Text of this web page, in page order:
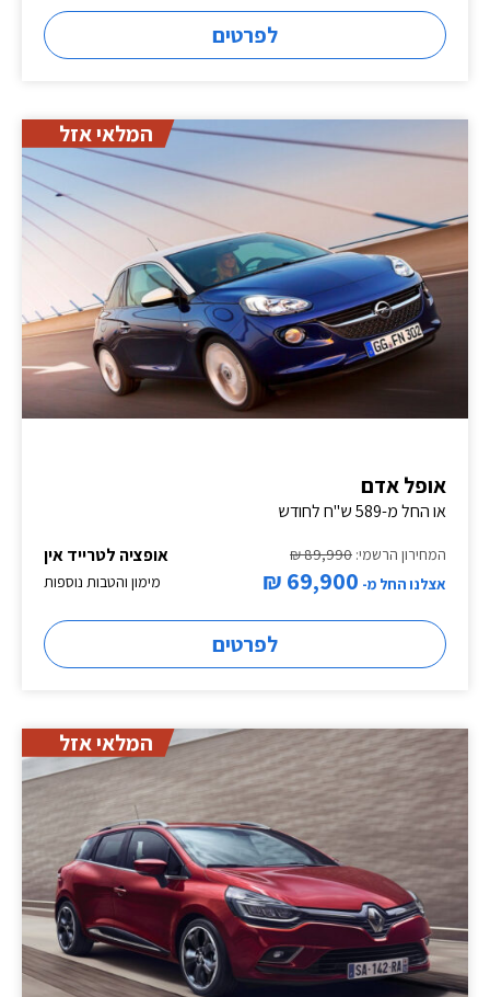
לפרטים
המלאי אזל
אופל אדם
או החל מ-589 ש"ח לחודש
אופציה לטרייד אין
המחירון הרשמי: 89,990 ₪
מימון והטבות נוספות
אצלנו החל מ- 69,900 ₪
לפרטים
המלאי אזל